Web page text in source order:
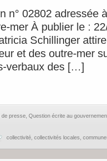
adressée à
mer À publier le :
Schillinger
et des outre-mer
verbaux des […]
de presse Question écrite au
collectivité collectivités locales